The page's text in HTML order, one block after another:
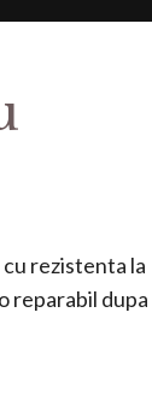
rezistenta la
reparabil dupa